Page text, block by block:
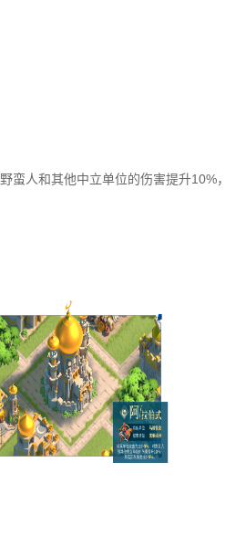
蛮人和其他中立单位的伤害提升10%，